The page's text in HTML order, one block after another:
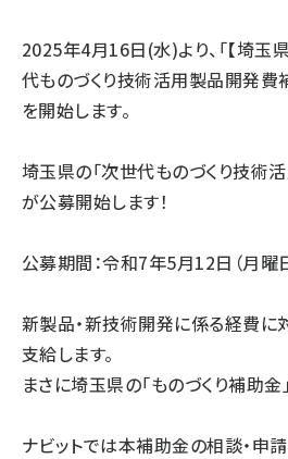
2025年4月16日(水)より、「【埼
代ものづくり技術活用製品開発費
を開始します。
埼玉県の「次世代ものづくり技術
が公募開始します！
公募期間：令和7年5月12日（月曜
新製品・新技術開発に係る経費に
支給します。
まさに埼玉県の「ものづくり補助金
ナビットでは本補助金の相談・申